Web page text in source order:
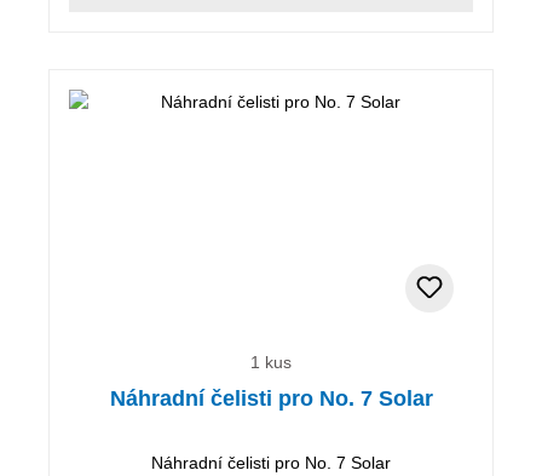
1 kus
Náhradní čelisti pro No. 7 Solar
Náhradní čelisti pro No. 7 Solar